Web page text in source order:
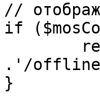
//
if
.'/
}